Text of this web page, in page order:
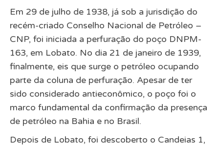
Em 29 de julho de 1938, já sob a jurisdição do
recém-criado Conselho Nacional de Petróleo –
CNP, foi iniciada a perfuração do poço DNPM-
163, em Lobato. No dia 21 de janeiro de 1939,
finalmente, eis que surge o petróleo ocupando
parte da coluna de perfuração. Apesar de ter
sido considerado antieconômico, o poço foi o
marco fundamental da confirmação da presença
de petróleo na Bahia e no Brasil.
Depois de Lobato, foi descoberto o Candeias 1,